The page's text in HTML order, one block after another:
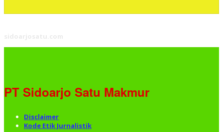
PT Sidoarjo Satu Makmur
Disclaimer
Kode Etik Jurnalistik